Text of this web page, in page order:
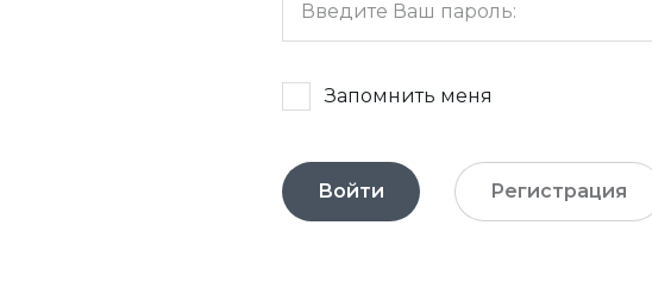
Запомнить меня
Войти Регистрация